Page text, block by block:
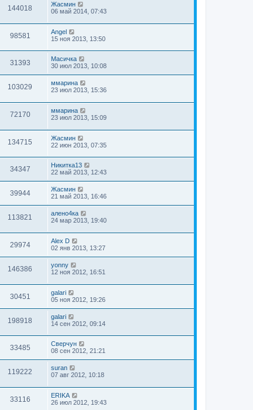
144018
Жасмин
06 май 2014, 07:43
98581
Angel
15 ноя 2013, 13:50
31393
Масичка
30 июл 2013, 10:08
103029
ммарина
23 июл 2013, 15:36
72170
ммарина
23 июл 2013, 15:09
134715
Жасмин
22 июн 2013, 07:35
34347
Никитка13
22 май 2013, 12:43
39944
Жасмин
21 май 2013, 16:46
113821
алено4ка
24 мар 2013, 19:40
29974
Alex D
02 янв 2013, 13:27
146386
yonny
12 ноя 2012, 16:51
30451
galari
05 ноя 2012, 19:26
198918
galari
14 сен 2012, 09:14
33485
Сверчун
08 сен 2012, 21:21
119222
suran
07 авг 2012, 10:18
33116
ERIKA
26 июл 2012, 19:43